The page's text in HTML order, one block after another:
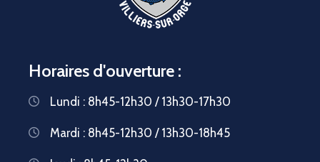
Horaires d'ouverture :
Lundi : 8h45-12h30 / 13h30-17h30
Mardi : 8h45-12h30 / 13h30-18h45